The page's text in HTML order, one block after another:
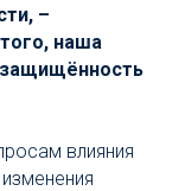
–
наша
защищённость
влияния